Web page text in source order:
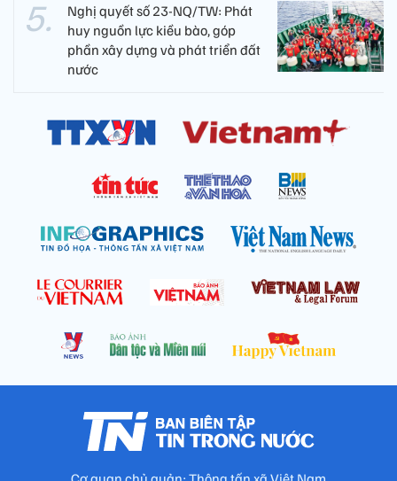
Nghị quyết số 23-NQ/TW: Phát
huy nguồn lực kiều bào, góp
phần xây dựng và phát triển đất
nước